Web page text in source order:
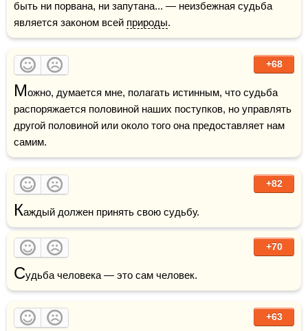
быть ни порвана, ни запутана... — неизбежная судьба
является законом всей природы.
+68
Можно, думается мне, полагать истинным, что судьба
распоряжается половиной наших поступков, но управлять
другой половиной или около того она предоставляет нам
самим.
+82
Каждый должен принять свою судьбу.
+70
Судьба человека — это сам человек.
+63